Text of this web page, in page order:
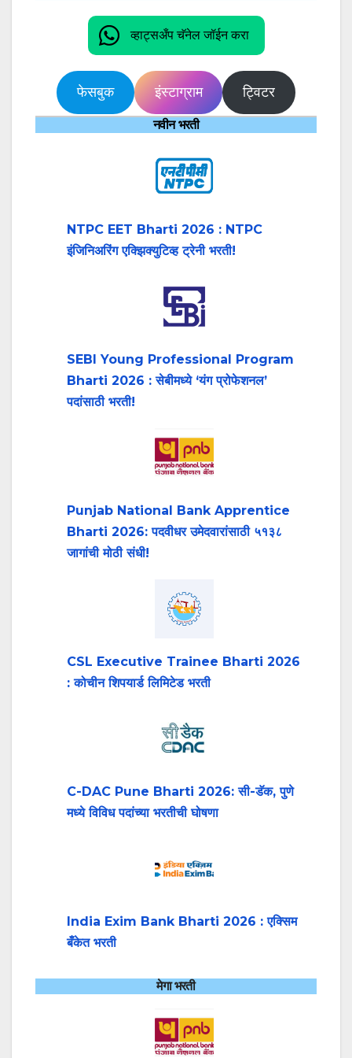
व्हाट्सअँप चॅनेल जॉईन करा
फेसबुक इंस्टाग्राम ट्विटर
नवीन भरती
NTPC EET Bharti 2026 : NTPC
इंजिनिअरिंग एक्झिक्युटिव्ह ट्रेनी भरती!
SEBI Young Professional Program
Bharti 2026 : सेबीमध्ये ‘यंग प्रोफेशनल’
पदांसाठी भरती!
Punjab National Bank Apprentice
Bharti 2026: पदवीधर उमेदवारांसाठी ५१३८
जागांची मोठी संधी!
CSL Executive Trainee Bharti 2026
: कोचीन शिपयार्ड लिमिटेड भरती
C-DAC Pune Bharti 2026: सी-डॅक, पुणे
मध्ये विविध पदांच्या भरतीची घोषणा
India Exim Bank Bharti 2026 : एक्सिम
बँकेत भरती
मेगा भरती